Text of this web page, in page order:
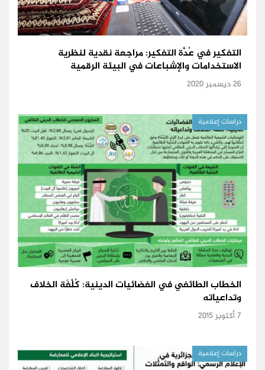
التفكير في عُدَّة التفكير: مراجعة نقدية لنظرية
الاستخدامات والإشباعات في البيئة الرقمية
26 ديسمبر 2020
دراسات إعلامية
الخطاب الطائفي في الفضائيات الدينية: كُلْفَة الخلاف
وتداعياته
7 أكتوبر 2015
دراسات إعلامية